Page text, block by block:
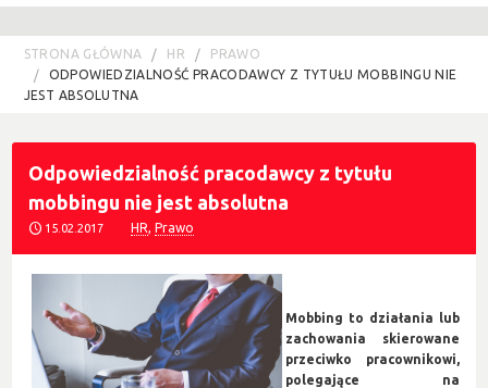
STRONA GŁÓWNA HR
PRAWO
ODPOWIEDZIALNOŚĆ PRACODAWCY Z TYTUŁU MOBBINGU NIE
JEST ABSOLUTNA
Odpowiedzialność pracodawcy z tytułu
mobbingu nie jest absolutna
15.02.2017 HR,Prawo
Mobbing to działania lub
zachowania skierowane
przeciwko pracownikowi,
polegające na